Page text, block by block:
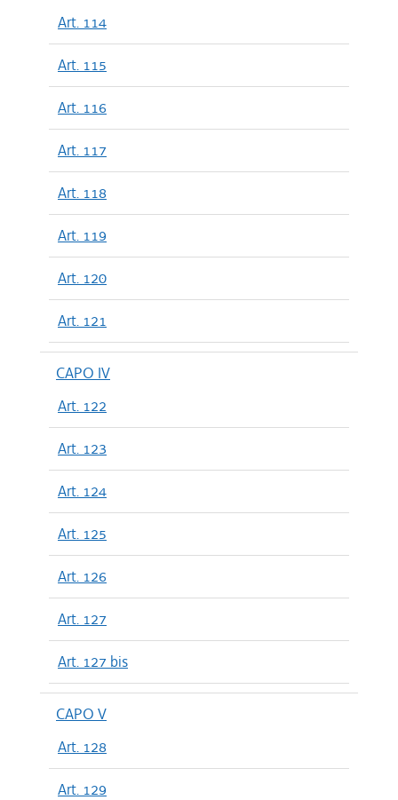
Art. 114
Art. 115
Art. 116
Art. 117
Art. 118
Art. 119
Art. 120
Art. 121
CAPO IV
Art. 122
Art. 123
Art. 124
Art. 125
Art. 126
Art. 127
Art. 127 bis
CAPO V
Art. 128
Art. 129